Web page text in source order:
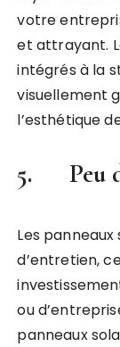
votre
et attrayant.
intégrés à la
visuellement
l’esthétique
5. Peu
Les
d’entretien,
ou
panneaux